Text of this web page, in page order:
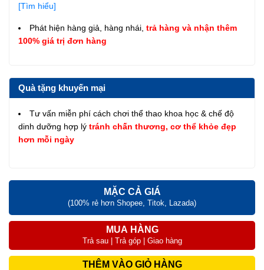
[Tìm hiểu]
Phát hiện hàng giả, hàng nhái, trả hàng và nhận thêm
100% giá trị đơn hàng
Quà tặng khuyến mại
Tư vấn miễn phí cách chơi thể thao khoa học & chế độ
dinh dưỡng hợp lý tránh chấn thương, cơ thể khỏe đẹp
hơn mỗi ngày
MẶC CẢ GIÁ
(100% rẻ hơn Shopee, Titok, Lazada)
MUA HÀNG
Trả sau | Trả góp | Giao hàng
THÊM VÀO GIỎ HÀNG